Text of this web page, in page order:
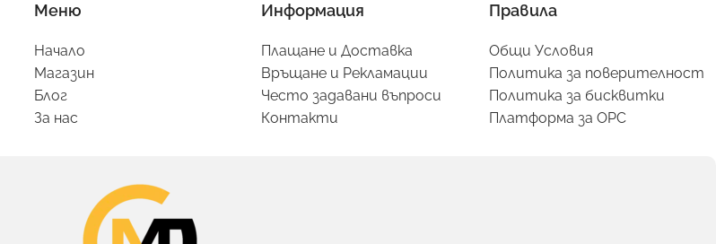
Меню
Начало
Магазин
Блог
За нас
Информация
Плащане и Доставка
Връщане и Рекламации
Често задавани въпроси
Контакти
Правила
Общи Условия
Политика за поверителност
Политика за бисквитки
Платформа за ОРС